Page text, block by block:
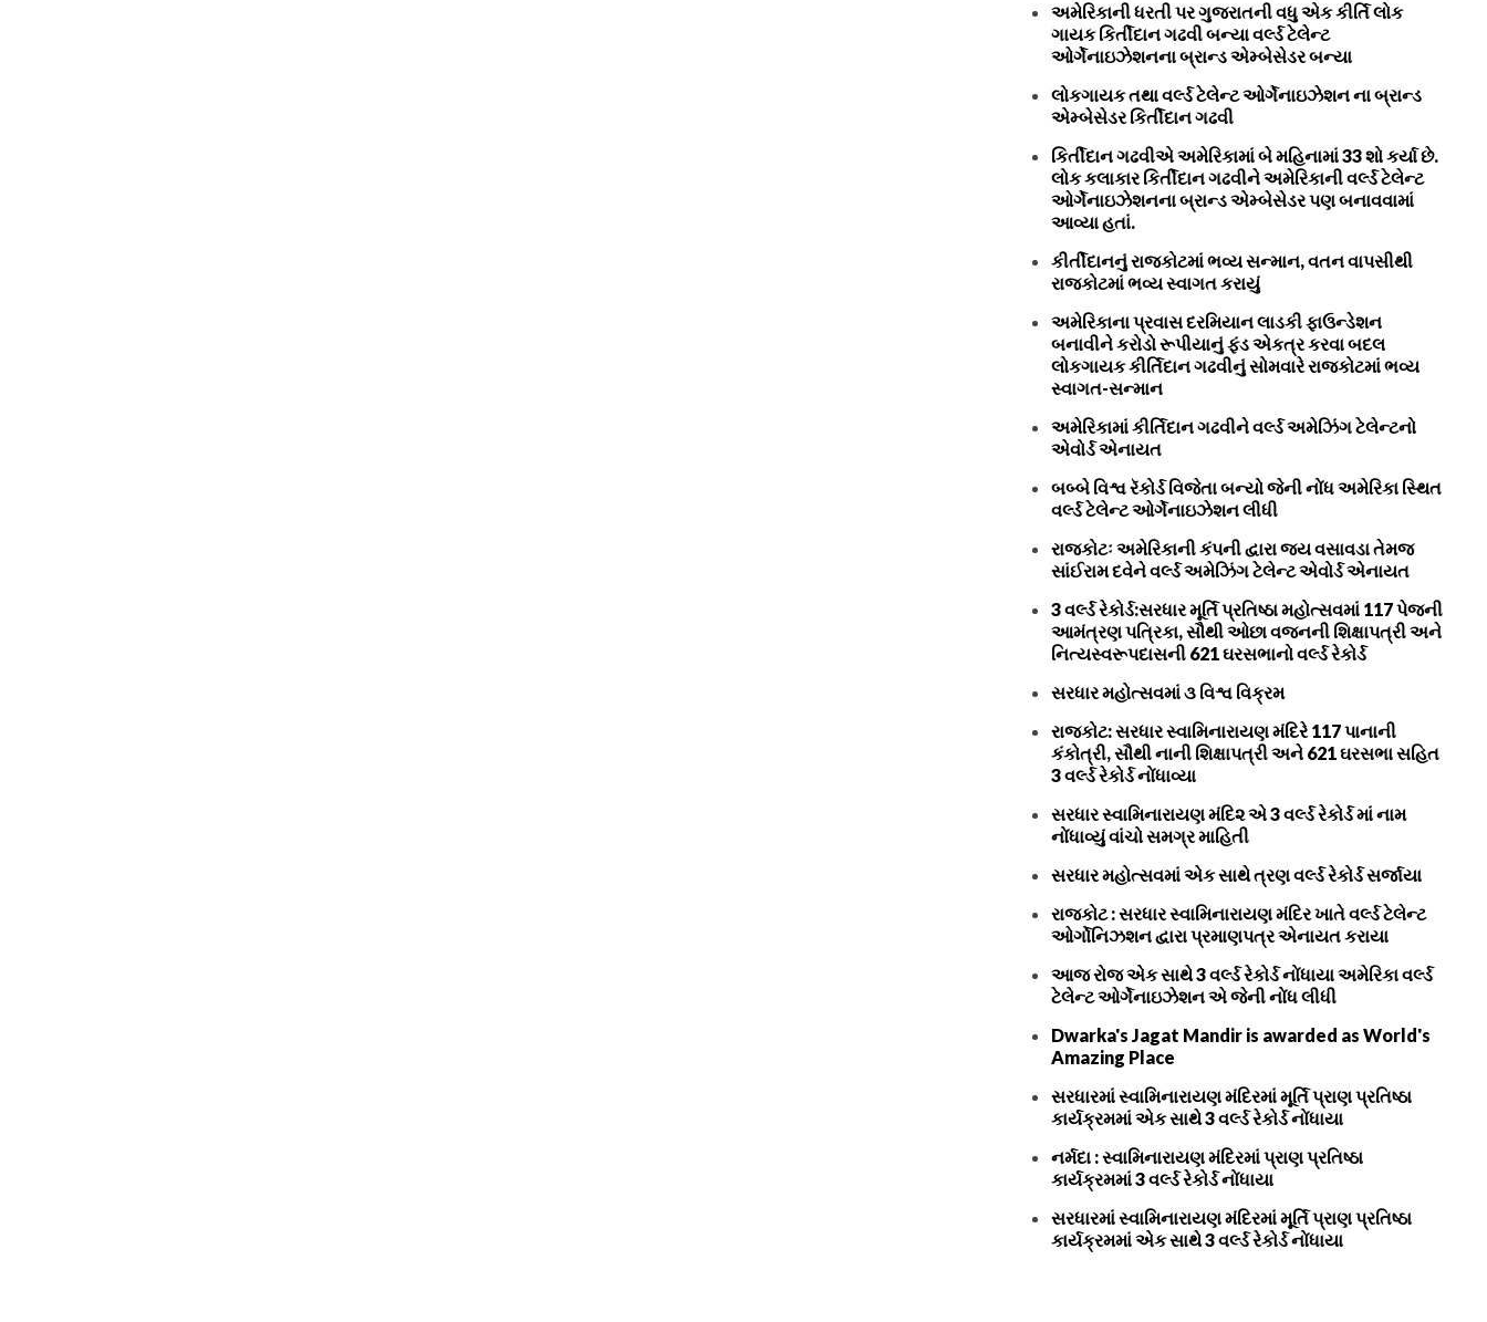
અમેરિકાની ધરતી પર ગુજરાતની વધુ એક કીર્તિ લોક
ગાયક કિર્તીદાન ગઢવી બન્યા વર્લ્ડ ટેલેન્ટ
ઓર્ગેનાઇઝેશનના બ્રાન્ડ એમ્બેસેડર બન્યા
લોકગાયક તથા વર્લ્ડ ટેલેન્ટ ઓર્ગેનાઇઝેશન ના બ્રાન્ડ
એમ્બેસેડર કિર્તીદાન ગઢવી
કિર્તીદાન ગઢવીએ અમેરિકામાં બે મહિનામાં 33 શો કર્યા છે.
લોક કલાકાર કિર્તીદાન ગઢવીને અમેરિકાની વર્લ્ડ ટેલેન્ટ
ઓર્ગેનાઇઝેશનના બ્રાન્ડ એમ્બેસેડર પણ બનાવવામાં
આવ્યા હતાં.
કીર્તીદાનનું રાજકોટમાં ભવ્ય સન્માન, વતન વાપસીથી
રાજકોટમાં ભવ્ય સ્વાગત કરાયું
અમેરિકાના પ્રવાસ દરમિયાન લાડકી ફાઉન્ડેશન
બનાવીને કરોડો રૂપીયાનું ફંડ એકત્ર કરવા બદલ
લોકગાયક કીર્તિદાન ગઢવીનું સોમવારે રાજકોટમાં ભવ્ય
સ્વાગત-સન્માન
અમેરિકામાં કીર્તિદાન ગઢવીને વર્લ્ડ અમેઝિંગ ટેલેન્ટનો
એવોર્ડ એનાયત
બબ્બે વિશ્વ રૅકોર્ડ વિજેતા બન્યો જેની નોંધ અમેરિકા સ્થિત
વર્લ્ડ ટેલેન્ટ ઓર્ગેનાઇઝેશન લીધી
રાજકોટઃ અમેરિકાની કંપની દ્વારા જય વસાવડા તેમજ
સાંઈરામ દવેને વર્લ્ડ અમેઝિંગ ટેલેન્ટ એવોર્ડ એનાયત
3 વર્લ્ડ રેકોર્ડ:સરધાર મૂર્તિ પ્રતિષ્ઠા મહોત્સવમાં 117 પેજની
આમંત્રણ પત્રિકા, સૌથી ઓછા વજનની શિક્ષાપત્રી અને
નિત્યસ્વરૂપદાસની 621 ઘરસભાનો વર્લ્ડ રેકોર્ડ
સરધાર મહોત્સવમાં ૩ વિશ્વ વિક્રમ
રાજકોટ: સરધાર સ્વામિનારાયણ મંદિરે 117 પાનાની
કંકોત્રી, સૌથી નાની શિક્ષાપત્રી અને 621 ઘરસભા સહિત
3 વર્લ્ડ રેકોર્ડ નોંધાવ્યા
સરધાર સ્વામિનારાયણ મંદિ૨ એ 3 વર્લ્ડ રેકોર્ડ માં નામ
નોંધાવ્યું વાંચો સમગ્ર માહિતી
સરધાર મહોત્સવમાં એક સાથે ત્રણ વર્લ્ડ રેકોર્ડ સર્જાયા
રાજકોટ : સરધાર સ્વામિનારાયણ મંદિર ખાતે વર્લ્ડ ટેલેન્ટ
ઓર્ગોનિઝશન દ્વારા પ્રમાણપત્ર એનાયત કરાયા
આજ રોજ એક સાથે 3 વર્લ્ડ રેકોર્ડ નોંધાયા અમેરિકા વર્લ્ડ
ટેલેન્ટ ઓર્ગેનાઇઝેશન એ જેની નોંધ લીધી
Dwarka's Jagat Mandir is awarded as World's
Amazing Place
સરધારમાં સ્વામિનારાયણ મંદિરમાં મૂર્તિ પ્રાણ પ્રતિષ્ઠા
કાર્યક્રમમાં એક સાથે 3 વર્લ્ડ રેકોર્ડ નોંધાયા
નર્મદા : સ્વામિનારાયણ મંદિરમાં પ્રાણ પ્રતિષ્ઠા
કાર્યક્રમમાં 3 વર્લ્ડ રેકોર્ડ નોંધાયા
સરધારમાં સ્વામિનારાયણ મંદિરમાં મૂર્તિ પ્રાણ પ્રતિષ્ઠા
કાર્યક્રમમાં એક સાથે 3 વર્લ્ડ રેકોર્ડ નોંધાયા